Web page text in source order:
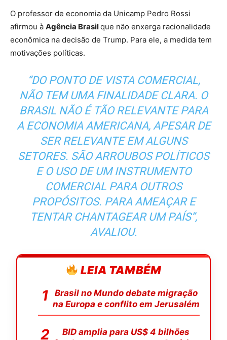
O professor de economia da Unicamp Pedro Rossi
afirmou à Agência Brasilque não enxerga racionalidade
econômica na decisão de Trump. Para ele, a medida tem
motivações políticas.
“DO PONTO DE VISTA COMERCIAL,
NÃO TEM UMA FINALIDADE CLARA. O
BRASIL NÃO É TÃO RELEVANTE PARA
A ECONOMIA AMERICANA, APESAR DE
SER RELEVANTE EM ALGUNS
SETORES. SÃO ARROUBOS POLÍTICOS
E O USO DE UM INSTRUMENTO
COMERCIAL PARA OUTROS
PROPÓSITOS. PARA AMEAÇAR E
TENTAR CHANTAGEAR UM PAÍS”,
AVALIOU.
LEIA TAMBÉM
Brasil no Mundo debate migração
na Europa e conflito em Jerusalém
BID amplia para US$ 4 bilhões